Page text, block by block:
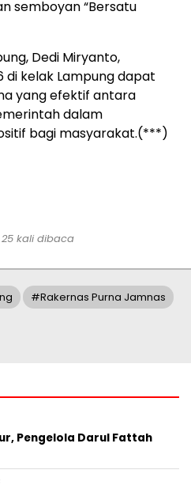
semboyan “Bersatu
Dedi Miryanto,
di kelak Lampung dapat
yang efektif antara
dalam
bagi masyarakat.(***)
kali dibaca
#Rakernas Purna Jamnas
Pengelola Darul Fattah